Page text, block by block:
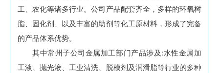
工、农化等诸多行业。公司产品配套齐全，多样的环氧树
脂、固化剂、以及丰富的助剂等化工原材料，形成了完备
的产品体系优势。
其中常州子公司金属加工部门产品涉及:水性金属加
工液、抛光液、工业清洗、脱模剂及润滑脂等行业的多种